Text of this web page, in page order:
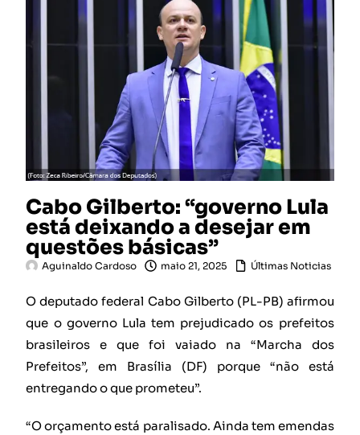
Cabo Gilberto: “governo Lula
está deixando a desejar em
questões básicas”
Aguinaldo Cardoso maio 21, 2025 Últimas Noticias
O deputado federal Cabo Gilberto (PL-PB) afirmou
que o governo Lula tem prejudicado os prefeitos
brasileiros e que foi vaiado na “Marcha dos
Prefeitos”, em Brasília (DF) porque “não está
entregando o que prometeu”.
“O orçamento está paralisado. Ainda tem emendas